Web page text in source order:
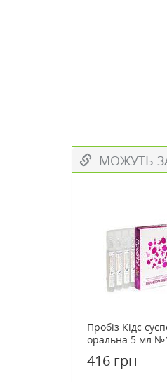
МОЖУТЬ
Пробіз Кідс
оральна 5 мл
416 грн